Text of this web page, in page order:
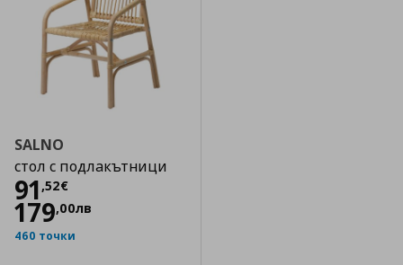
SALNO
стол с подлакътници
91 ,52€
Цена
179,00лв
460 точки